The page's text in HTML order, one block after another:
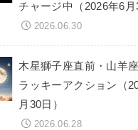
チャージ中（2026年6月
2026.06.30
木星獅子座直前・山羊
ラッキーアクション（
月30日）
2026.06.28